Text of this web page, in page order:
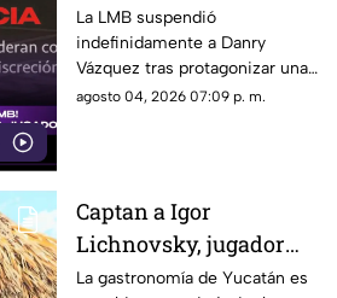
Vázquez de la LMB?
Filtran video de la
BRUTAL agresión
La LMB suspendió
indefinidamente a Danry
Vázquez tras protagonizar una
pelea campal, en la cual un
agosto 04, 2026 07:09 p. m.
Captan a Igor
Lichnovsky, jugador
del Club América,
La gastronomía de Yucatán es